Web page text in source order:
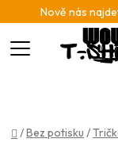
Nově nás
Domů
/Bez potisku /